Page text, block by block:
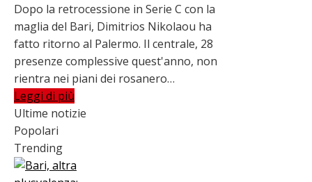
Dopo la retrocessione in Serie C con la
maglia del Bari, Dimitrios Nikolaou ha
fatto ritorno al Palermo. Il centrale, 28
presenze complessive quest'anno, non
rientra nei piani dei rosanero…
Leggi di più
Ultime notizie
Popolari
Trending